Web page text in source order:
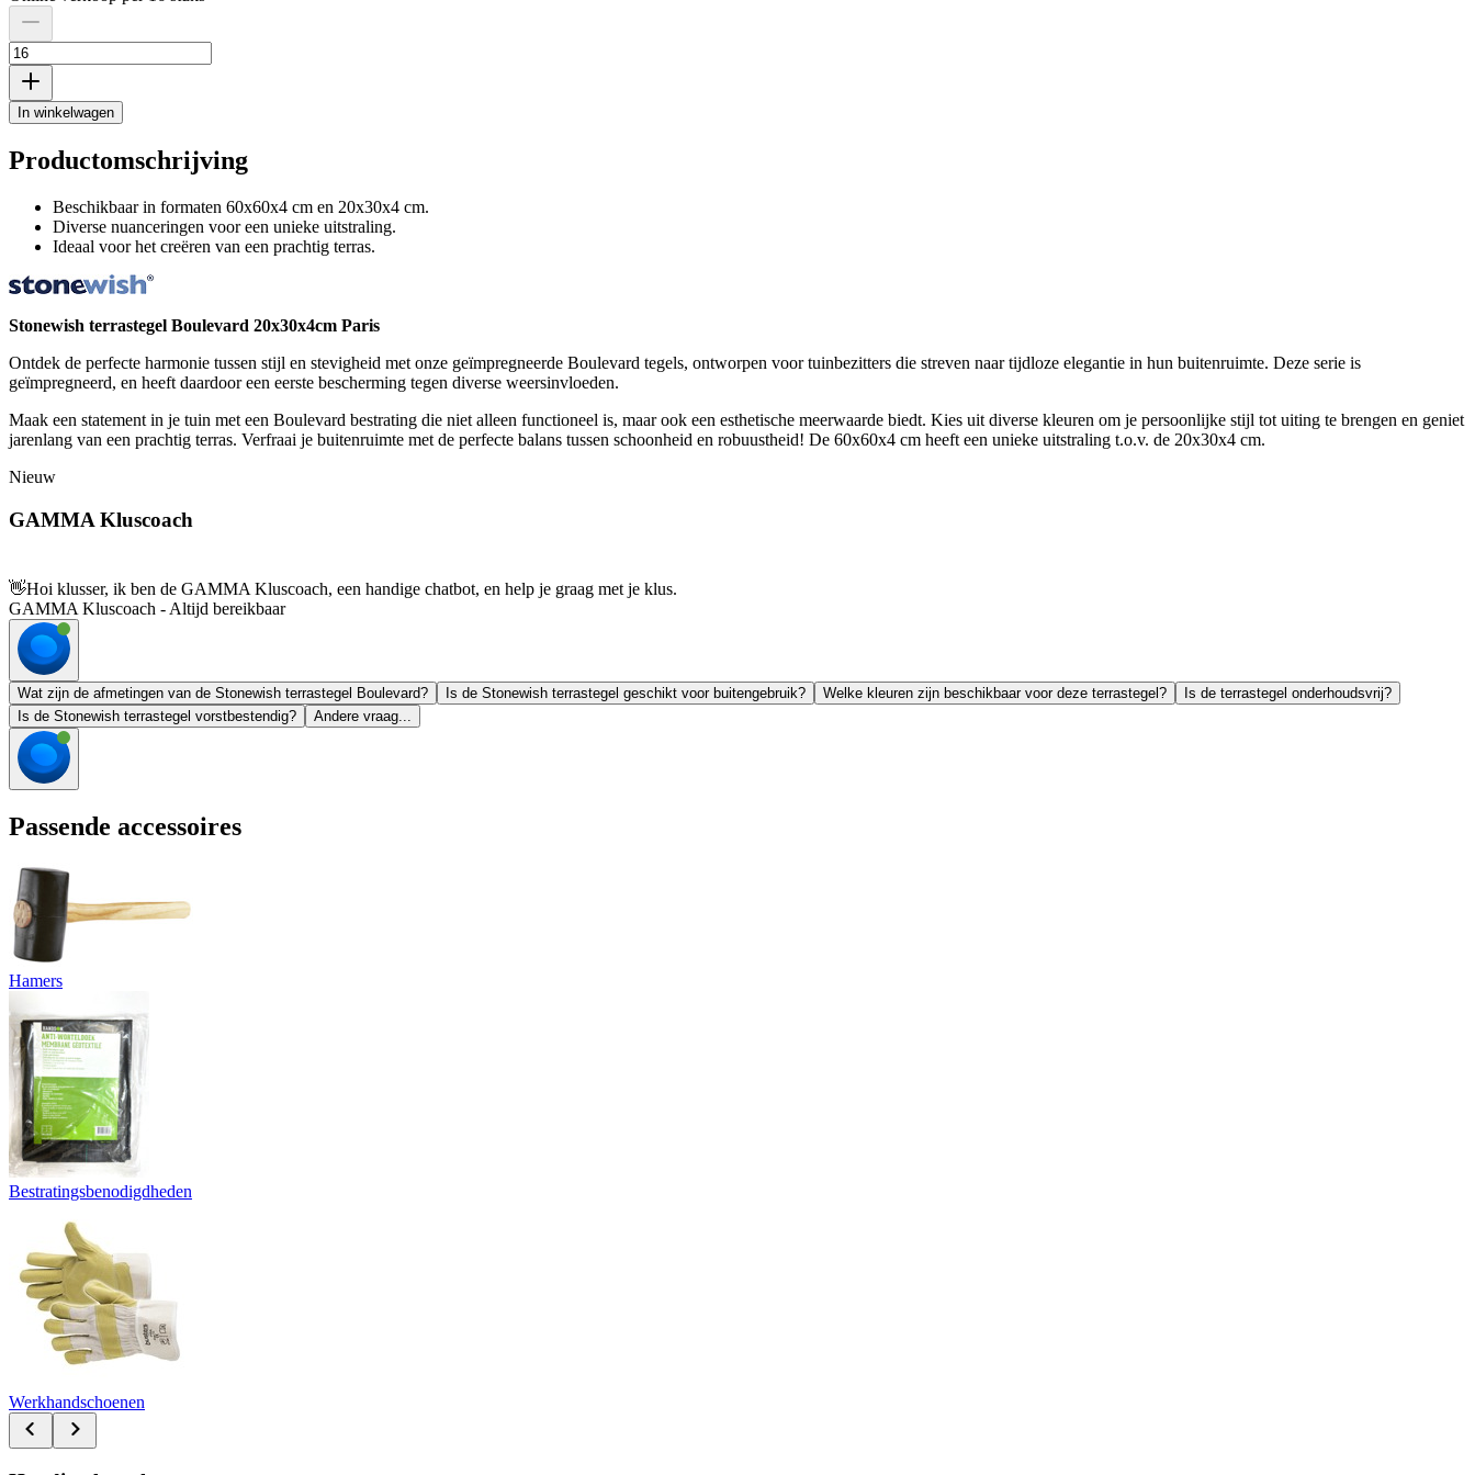
In winkelwagen
Productomschrijving
Beschikbaar in formaten 60x60x4 cm en 20x30x4 cm.
Diverse nuanceringen voor een unieke uitstraling.
Ideaal voor het creëren van een prachtig terras.
Stonewish terrastegel Boulevard 20x30x4cm Paris
Ontdek de perfecte harmonie tussen stijl en stevigheid met onze geïmpregneerde Boulevard tegels, ontworpen voor tuinbezitters die streven naar tijdloze elegantie in hun buitenruimte. Deze serie is
geïmpregneerd, en heeft daardoor een eerste bescherming tegen diverse weersinvloeden.
Maak een statement in je tuin met een Boulevard bestrating die niet alleen functioneel is, maar ook een esthetische meerwaarde biedt. Kies uit diverse kleuren om je persoonlijke stijl tot uiting te brengen en geniet
jarenlang van een prachtig terras. Verfraai je buitenruimte met de perfecte balans tussen schoonheid en robuustheid! De 60x60x4 cm heeft een unieke uitstraling t.o.v. de 20x30x4 cm.
Nieuw
GAMMA Kluscoach
👋Hoi klusser, ik ben de GAMMA Kluscoach, een handige chatbot, en help je graag met je klus.
GAMMA Kluscoach - Altijd bereikbaar
Wat zijn de afmetingen van de Stonewish terrastegel Boulevard? Is de Stonewish terrastegel geschikt voor buitengebruik? Welke kleuren zijn beschikbaar voor deze terrastegel?
Is de terrastegel onderhoudsvrij?
Is de Stonewish terrastegel vorstbestendig?
Andere vraag...
Passende accessoires
Hamers
Bestratingsbenodigdheden
Werkhandschoenen